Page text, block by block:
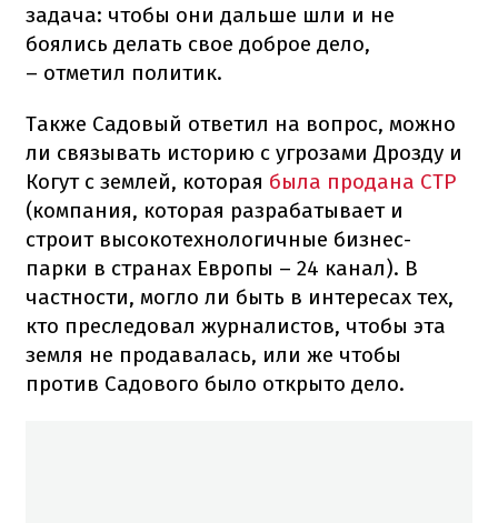
задача: чтобы они дальше шли и не
боялись делать свое доброе дело,
– отметил политик.
Также Садовый ответил на вопрос, можно
ли связывать историю с угрозами Дрозду и
Когут с землей, которая была продана СТР
(компания, которая разрабатывает и
строит высокотехнологичные бизнес-
парки в странах Европы – 24 канал). В
частности, могло ли быть в интересах тех,
кто преследовал журналистов, чтобы эта
земля не продавалась, или же чтобы
против Садового было открыто дело.